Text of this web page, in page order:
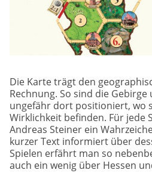
Die Karte trägt den
Rechnung. So sind die
ungefähr dort positioniert, wo
Wirklichkeit befinden. Für jede
Andreas Steiner ein
kurzer Text informiert über
Spielen erfährt man so
auch ein wenig über Hessen